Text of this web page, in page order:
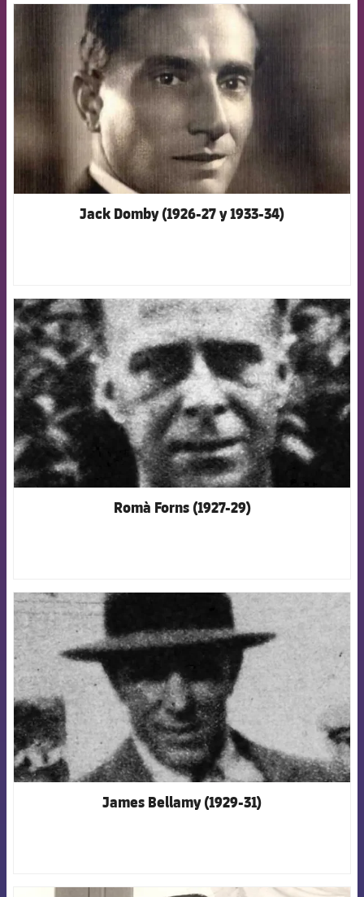
FCB Barcelona badge
Jack Domby (1926-27 y 1933-34)
FCB Barcelona badge
Romà Forns (1927-29)
FCB Barcelona badge
James Bellamy (1929-31)